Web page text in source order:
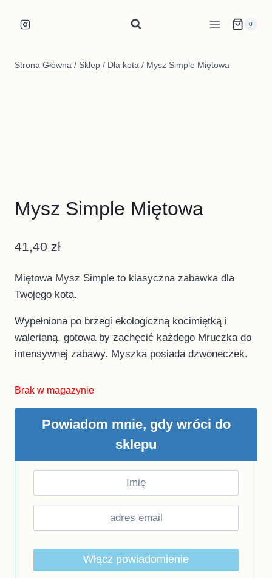
0
Strona Główna / Sklep / Dla kota / Mysz Simple Miętowa
Mysz Simple Miętowa
41,40 zł
Miętowa Mysz Simple to klasyczna zabawka dla
Twojego kota.
Wypełniona po brzegi ekologiczną kocimiętką i
walerianą, gotowa by zachęcić każdego Mruczka do
intensywnej zabawy. Myszka posiada dzwoneczek.
Brak w magazynie
Powiadom mnie, gdy wróci do
sklepu
Włącz powiadomienie